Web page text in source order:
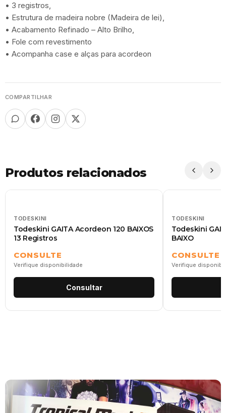
• 3 registros,
• Estrutura de madeira nobre (Madeira de lei),
• Acabamento Refinado – Alto Brilho,
• Fole com revestimento
• Acompanha case e alças para acordeon
COMPARTILHAR
Produtos relacionados
TODESKINI
Todeskini GAITA Acordeon 120 BAIXOS
13 Registros
CONSULTE
Verifique disponibilidade
Consultar
TODESKINI
Todeskini
BAIXO
CONSULTE
Verifique